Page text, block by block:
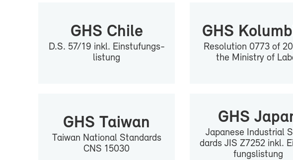
GHS Chi­le
D.S. 57/19 inkl. Ein­stu­fungs­
lis­tung
GHS
Re­so­lu­ti­on 0773 of
the Mi­nis­try of
GHS Tai­wan
Tai­wan Na­tio­nal Stan­dards
CNS 15030
GHS
Ja­pa­ne­se In­dus­tri­al
dards JIS Z7252 inkl.
fungs­lis­tung